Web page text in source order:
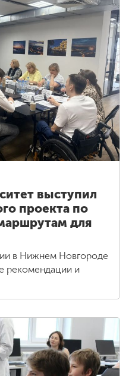
выступил
проекта по
для
в Нижнем Новгороде
рекомендации и